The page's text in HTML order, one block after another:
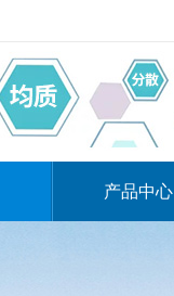
产品中心